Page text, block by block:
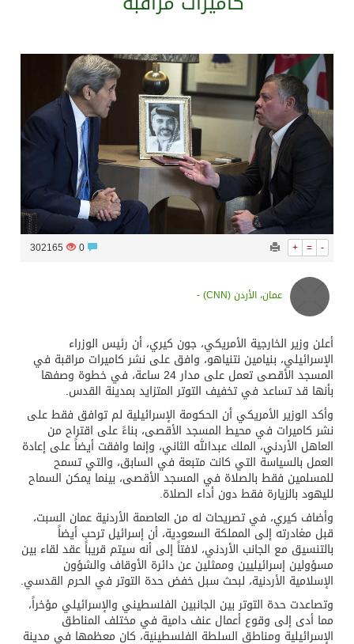
المملكة تؤكد أهمية استمرارية العمليات التشغيلية البحرية وضمان حماية إمدادات الطاقة وسلاسل الإمداد
المحكمة العليا غدٍ الخميس هو المكمل لشهر رمضان
+ = -
302165
عمان، الأردن (CNN) -
أعلن وزير الخارجية الأمريكي، جون كيري، أن رئيس الوزراء
الإسرائيلي، بنيامين نتنياهو، وافق على نشر كاميرات مراقبة في
المسجد الأقصى تعمل على مدار 24 ساعة، في خطوة وصفها
بأنها قد تساعد في تخفيف التوتر المتزايد بمدينة القدس.
وأكد الوزير الأمريكي أن الحكومة الإسرائيلية لم توافق فقط على
نشر كاميرات في محيط المسجد الأقصى، بناءً على اقتراح من
العاهل الأردني، الملك عبدالله الثاني، وإنما وافقت أيضاً على إعادة
العمل بالسياسة التي كانت متبعة في السابق، والتي تسمح
للمسلمين فقط بالصلاة في المسجد الأقصى، بينما يمكن السماح
لليهود بالزيارة فقط دون أداء الصلاة.
وأضاف كيري، في تصريحات له من العاصمة الأردنية عمان السبت،
قبل مغادرته إلى المملكة السعودية، أن إسرائيل ترحب أيضاً
بالتنسيق مع الجانب الأردني، لافتاً إلى أنه سيتم قريباً عقد لقاء بين
مسؤولين إسرائيليين وممثلين عن دائرة الأوقاف والشؤون
الإسلامية الأردنية، لبحث سبل خفض حدة التوتر في الحرم القدسي.
وتصاعدت حدة التوتر بين الجانبين الفلسطيني والإسرائيلي مؤخراً،
مما أدى إلى وقوع أعمال عنف دامية في مختلف المناطق
الإسرائيلية ومناطق السلطة الفلسطينية، كان معظمها في مدينة